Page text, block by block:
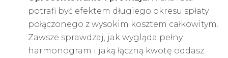
potrafi być efektem długiego okresu spłaty
połączonego z wysokim kosztem całkowitym.
Zawsze sprawdzaj, jak wygląda pełny
harmonogram i jaką łączną kwotę oddasz.